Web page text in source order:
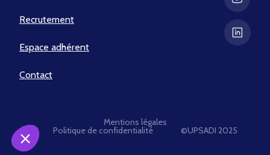
Recrutement
Espace adhérent
Contact
Mentions légales
Politique de confidentialité ©UPSADI 2025